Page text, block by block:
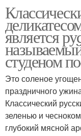
является
студеном
Это соленое
праздничного
Классический
зеленью и
глубокий мясной